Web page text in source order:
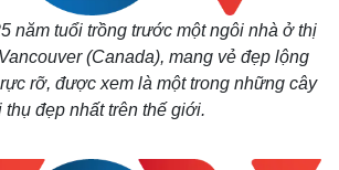
năm tuổi trồng trước một ngôi nhà ở thị
(Canada), mang vẻ đẹp lộng
rỡ, được xem là một trong những cây
thụ đẹp nhất trên thế giới.